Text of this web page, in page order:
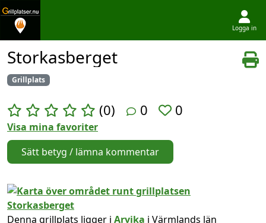
Logga in
Storkasberget
Grillplats
(0) 0 0
Visa mina favoriter
Sätt betyg / lämna kommentar
Denna grillplats ligger i Arvika i Värmlands län